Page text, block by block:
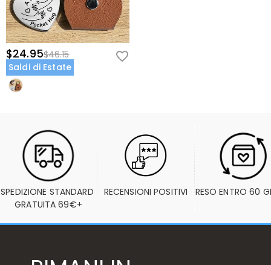
$24.95$46.15
Saldi di Estate
SPEDIZIONE STANDARD
GRATUITA 69€+
RECENSIONI POSITIVI RESO ENTRO 60